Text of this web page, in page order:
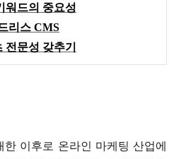
워드의 중요성
리스 CMS
전문성 갖추기
한 이후로 온라인 마케팅 산업에